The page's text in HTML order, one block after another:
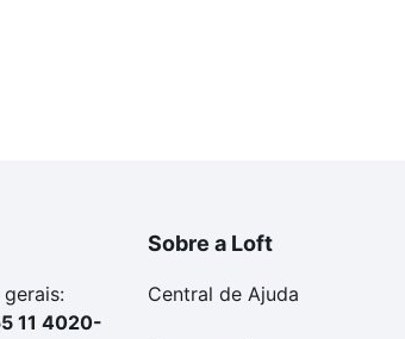
11 4020-
Sobre a Loft
Central de Ajuda